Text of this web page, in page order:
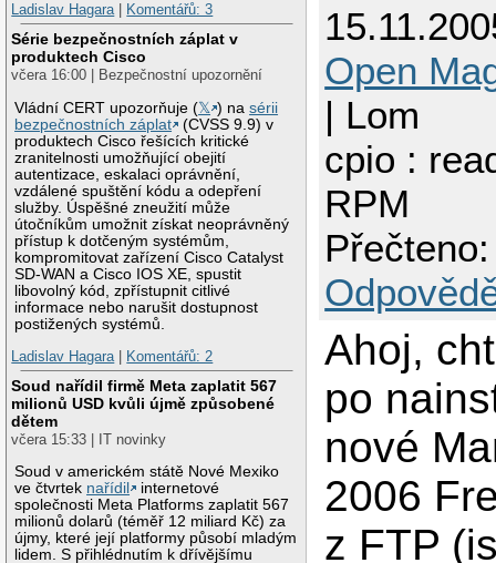
Ladislav Hagara| Komentářů: 3
Série bezpečnostních záplat v
produktech Cisco
včera 16:00 | Bezpečnostní upozornění
Vládní CERT upozorňuje (𝕏 ) nasérii
bezpečnostních záplat
(CVSS 9.9) v
produktech Cisco řešících kritické
zranitelnosti umožňující obejití
autentizace, eskalaci oprávnění,
vzdálené spuštění kódu a odepření
služby. Úspěšné zneužití může
útočníkům umožnit získat neoprávněný
přístup k dotčeným systémům,
kompromitovat zařízení Cisco Catalyst
SD-WAN a Cisco IOS XE, spustit
libovolný kód, zpřístupnit citlivé
informace nebo narušit dostupnost
postižených systémů.
Ladislav Hagara| Komentářů: 2
Soud nařídil firmě Meta zaplatit 567
milionů USD kvůli újmě způsobené
dětem
včera 15:33 | IT novinky
Soud v americkém státě Nové Mexiko
ve čtvrtek nařídil
internetové
společnosti Meta Platforms zaplatit 567
milionů dolarů (téměř 12 miliard Kč) za
újmy, které její platformy působí mladým
lidem. S přihlédnutím k dřívějšímu
Open
| Lom
cpio :
RPM
Ahoj,
po
nové
2006
z FTP